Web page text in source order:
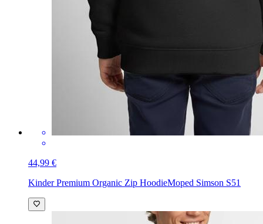
44,99 €
Kinder Premium Organic Zip HoodieMoped Simson S51